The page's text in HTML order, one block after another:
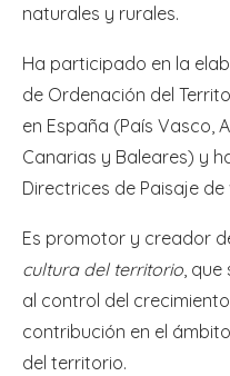
naturales y rurales.
Ha participado en la
de Ordenación del
en España (País Vasco,
Canarias y Baleares) y
Directrices de Paisaje
Es promotor y creador
cultura del territorio,
al control del
contribución en el
del territorio.